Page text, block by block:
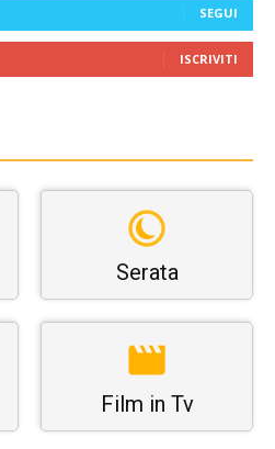
SEGUI
ISCRIVITI
Serata
Film in Tv